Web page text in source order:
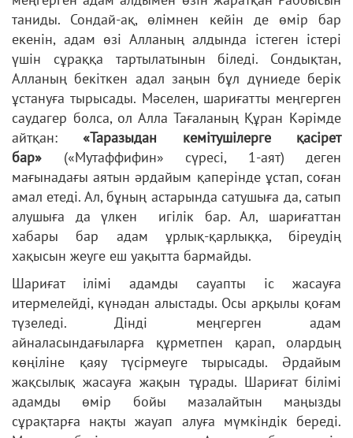
таниды. Сондай-ақ, өлімнен кейін де өмір бар
екенін, адам өзі Алланың алдында істеген істері
үшін сұраққа тартылатынын біледі. Сондықтан,
Алланың бекіткен адал заңын бұл дүниеде берік
ұстануға тырысады. Мәселен, шариғатты меңгерген
саудагер болса, ол Алла Тағаланың Құран Кәрімде
айтқан:«Таразыдан кемітушілерге қасірет
бар» («Мутаффифин» сүресі, 1-аят) деген
мағынадағы аятын әрдайым қаперінде ұстап, соған
амал етеді. Ал, бұның астарында сатушыға да, сатып
алушыға да үлкен игілік бар. Ал, шариғаттан
хабары бар адам ұрлық-қарлыққа, біреудің
хақысын жеуге еш уақытта бармайды.
Шариғат ілімі адамды сауапты іс жасауға
итермелейді, күнәдан алыстады. Осы арқылы қоғам
түзеледі. Дінді меңгерген адам
айналасындағыларға құрметпен қарап, олардың
көңіліне қаяу түсірмеуге тырысады. Әрдайым
жақсылық жасауға жақын тұрады. Шариғат білімі
адамды өмір бойы мазалайтын маңызды
сұрақтарға нақты жауап алуға мүмкіндік береді.